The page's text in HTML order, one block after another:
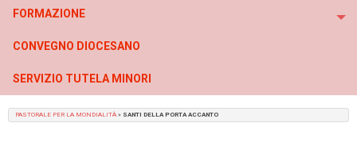
FORMAZIONE
CONVEGNO DIOCESANO
SERVIZIO TUTELA MINORI
PASTORALE PER LA MONDIALITÀ » SANTI DELLA PORTA ACCANTO